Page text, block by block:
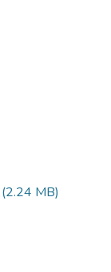
(2.24 MB)